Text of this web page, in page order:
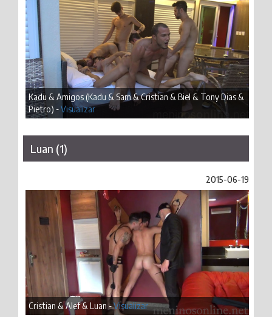
Kadu & Amigos (Kadu & Sam & Cristian & Biel & Tony Dias &
Pietro) -Visualizar
Luan (1)
2015-06-19
Cristian & Alef & Luan -Visualizar